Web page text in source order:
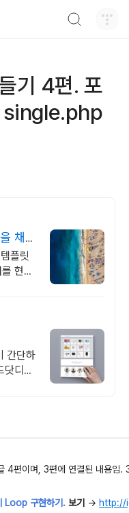
기 4편. 포
single.php
채우
플릿
현실
간단하
디자
4편이며, 3편에 연결된 내용임.
Loop 구현하기. 보기 -> http://